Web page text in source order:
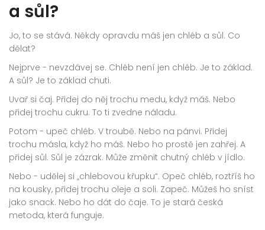
a sůl?
Jo, to se stává. Někdy opravdu máš jen chléb a sůl. Co
dělat?
Nejprve - nevzdávej se. Chléb není jen chléb. Je to základ.
A sůl? Je to základ chuti.
Uvař si čaj. Přidej do něj trochu medu, když máš. Nebo
přidej trochu cukru. To ti zvedne náladu.
Potom - upeč chléb. V troubě. Nebo na pánvi. Přidej
trochu másla, když ho máš. Nebo ho prostě jen zahřej. A
přidej sůl. Sůl je zázrak. Může změnit chutný chléb v jídlo.
Nebo - udělej si „chlebovou křupku“. Opeč chléb, roztříš ho
na kousky, přidej trochu oleje a soli. Zapeč. Můžeš ho sníst
jako snack. Nebo ho dát do čaje. To je stará česká
metoda, která funguje.